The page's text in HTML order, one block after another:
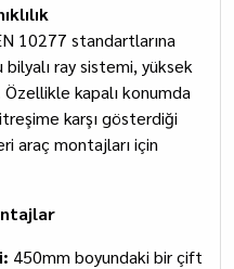
10277 standartlarına
ray sistemi, yüksek
kapalı konumda
karşı gösterdiği
araç montajları için
450mm boyundaki bir çift